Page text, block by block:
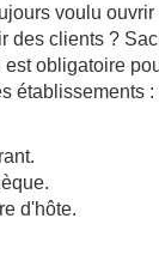
voulu
des clients ?
obligatoire
établissements :
d'hôte.